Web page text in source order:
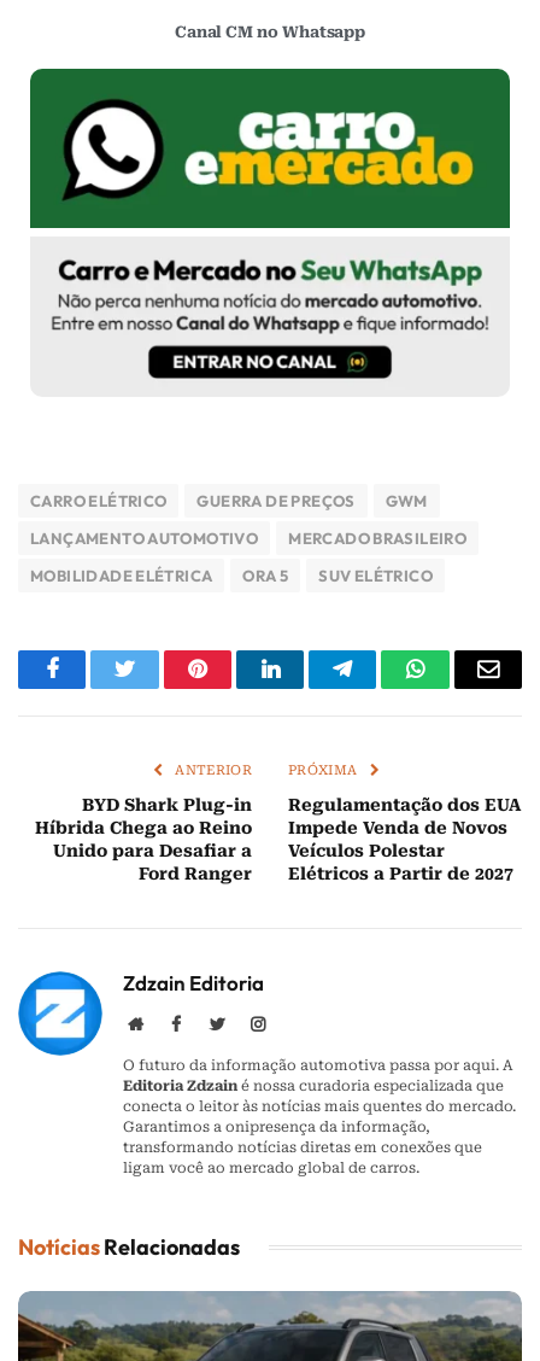
Canal CM no Whatsapp
CARRO ELÉTRICO GUERRA DE PREÇOS
GWM
LANÇAMENTO AUTOMOTIVO
MERCADO BRASILEIRO
MOBILIDADE ELÉTRICA
ORA 5 SUV ELÉTRICO
FacebookTwitterPinterestLinkedInTelegramWhatsApp
E-
ANTERIOR
BYD Shark Plug-in
Híbrida Chega ao Reino
Unido para Desafiar a
Ford Ranger
PRÓXIMA
Regulamentação dos EUA
Impede Venda de Novos
Veículos Polestar
Elétricos a Partir de 2027
Zdzain Editoria
WebsiteFacebookTwitterInstagram
O futuro da informação automotiva passa por aqui. A
Editoria Zdzain é nossa curadoria especializada que
conecta o leitor às notícias mais quentes do mercado.
Garantimos a onipresença da informação,
transformando notícias diretas em conexões que
ligam você ao mercado global de carros.
NotíciasRelacionadas